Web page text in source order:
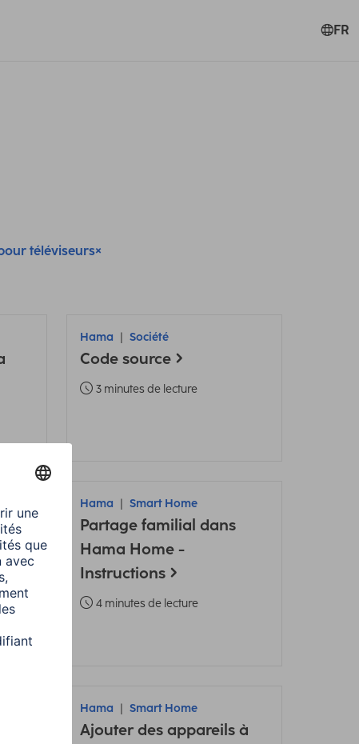
FR
téléviseurs
Hama Société
Code source
3 minutes de lecture
Hama Smart Home
Partage familial dans
Hama Home -
Instructions
4 minutes de lecture
Hama Smart Home
Ajouter des appareils à